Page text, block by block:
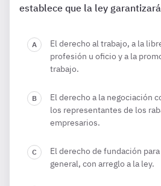
establece que la ley
El derecho al trabajo, a la
profesión u oficio y a la
trabajo.
El derecho a la negociación
los representantes de los
empresarios.
El derecho de fundación
general, con arreglo a la ley.